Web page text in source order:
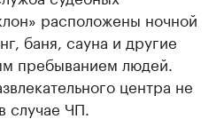
расположены ночной
баня, сауна и другие
пребыванием людей.
центра не
случае ЧП.